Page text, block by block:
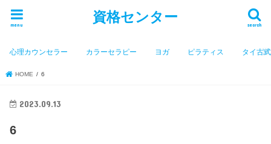
資格センター search
menu
心理カウンセラー カラーセラピー ヨガ ピラティス タイ古
HOME 6
2023.09.13
6